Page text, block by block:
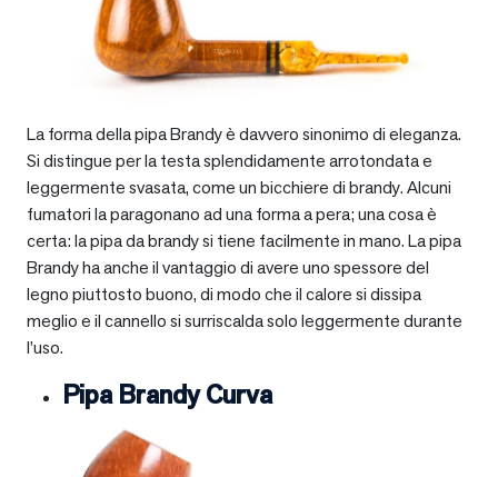
La forma della pipa Brandy è davvero sinonimo di eleganza.
Si distingue per la testa splendidamente arrotondata e
leggermente svasata, come un bicchiere di brandy. Alcuni
fumatori la paragonano ad una forma a pera; una cosa è
certa: la pipa da brandy si tiene facilmente in mano. La pipa
Brandy ha anche il vantaggio di avere uno spessore del
legno piuttosto buono, di modo che il calore si dissipa
meglio e il cannello si surriscalda solo leggermente durante
l’uso.
Pipa Brandy Curva